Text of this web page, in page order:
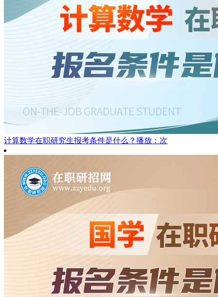
计算数学在职研究生报考条件是什么？ 播放：次